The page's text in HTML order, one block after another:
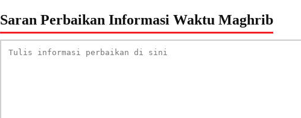
Saran Perbaikan Informasi Waktu Maghrib